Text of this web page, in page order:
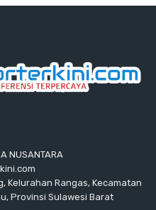
NUSANTARA
Kelurahan Rangas, Kecamatan
Provinsi Sulawesi Barat